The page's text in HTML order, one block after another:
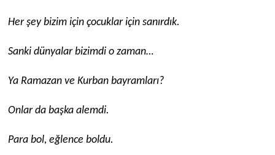
Her şey bizim için çocuklar için sanırdık.
Sanki dünyalar bizimdi o zaman…
Ya Ramazan ve Kurban bayramları?
Onlar da başka alemdi.
Para bol, eğlence boldu.